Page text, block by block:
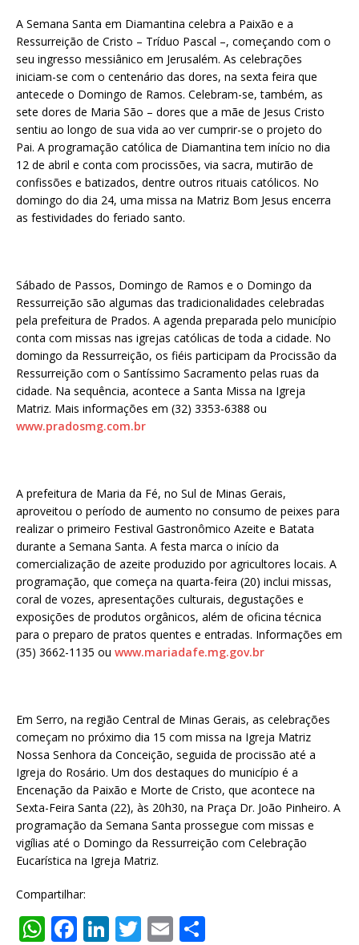
A Semana Santa em Diamantina celebra a Paixão e a
Ressurreição de Cristo – Tríduo Pascal –, começando com o
seu ingresso messiânico em Jerusalém. As celebrações
iniciam-se com o centenário das dores, na sexta feira que
antecede o Domingo de Ramos. Celebram-se, também, as
sete dores de Maria São – dores que a mãe de Jesus Cristo
sentiu ao longo de sua vida ao ver cumprir-se o projeto do
Pai. A programação católica de Diamantina tem início no dia
12 de abril e conta com procissões, via sacra, mutirão de
confissões e batizados, dentre outros rituais católicos. No
domingo do dia 24, uma missa na Matriz Bom Jesus encerra
as festividades do feriado santo.
Sábado de Passos, Domingo de Ramos e o Domingo da
Ressurreição são algumas das tradicionalidades celebradas
pela prefeitura de Prados. A agenda preparada pelo município
conta com missas nas igrejas católicas de toda a cidade. No
domingo da Ressurreição, os fiéis participam da Procissão da
Ressurreição com o Santíssimo Sacramento pelas ruas da
cidade. Na sequência, acontece a Santa Missa na Igreja
Matriz. Mais informações em (32) 3353-6388 ou
www.pradosmg.com.br
A prefeitura de Maria da Fé, no Sul de Minas Gerais,
aproveitou o período de aumento no consumo de peixes para
realizar o primeiro Festival Gastronômico Azeite e Batata
durante a Semana Santa. A festa marca o início da
comercialização de azeite produzido por agricultores locais. A
programação, que começa na quarta-feira (20) inclui missas,
coral de vozes, apresentações culturais, degustações e
exposições de produtos orgânicos, além de oficina técnica
para o preparo de pratos quentes e entradas. Informações em
(35) 3662-1135 ou www.mariadafe.mg.gov.br
Em Serro, na região Central de Minas Gerais, as celebrações
começam no próximo dia 15 com missa na Igreja Matriz
Nossa Senhora da Conceição, seguida de procissão até a
Igreja do Rosário. Um dos destaques do município é a
Encenação da Paixão e Morte de Cristo, que acontece na
Sexta-Feira Santa (22), às 20h30, na Praça Dr. João Pinheiro. A
programação da Semana Santa prossegue com missas e
vigílias até o Domingo da Ressurreição com Celebração
Eucarística na Igreja Matriz.
Compartilhar:
W F Li T E